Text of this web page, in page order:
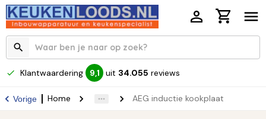
Klantwaardering 9,1 uit 34.055 reviews
Vorige Home AEG inductie kookplaat